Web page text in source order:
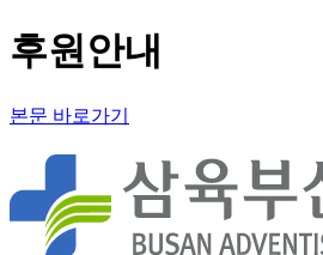
후원안내
본문 바로가기